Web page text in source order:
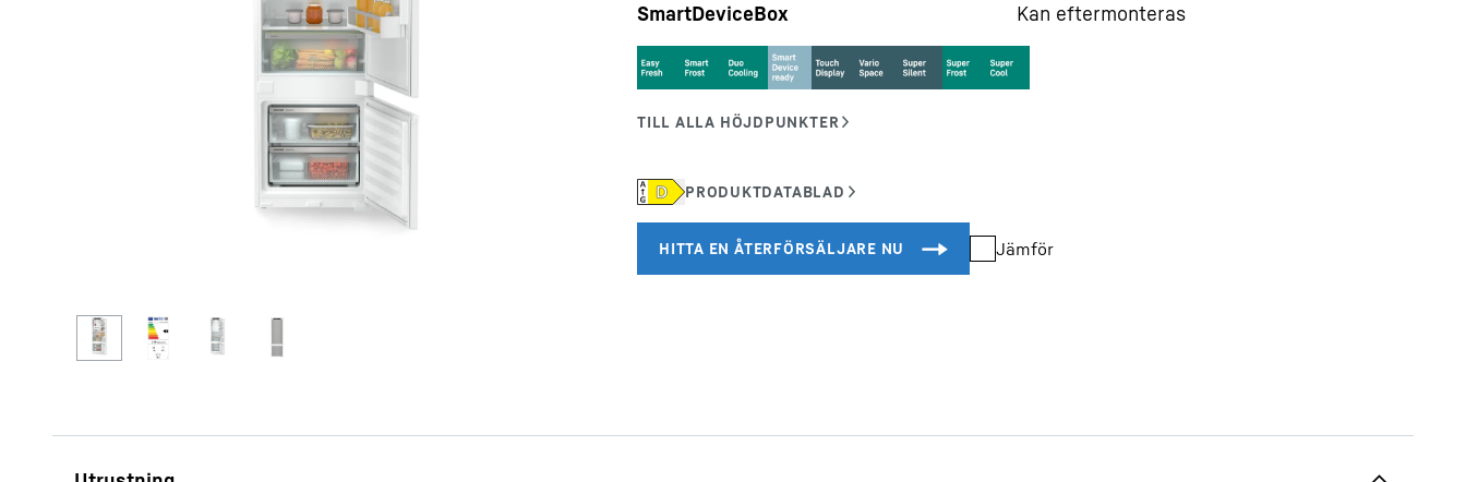
SmartDeviceBox
Kan eftermonteras
Jämför